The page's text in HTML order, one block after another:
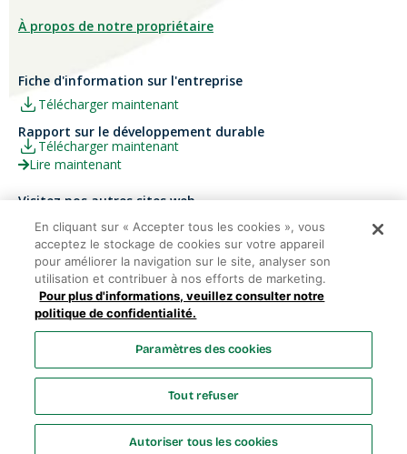
À propos de notre propriétaire
Fiche d'information sur l'entreprise
Télécharger maintenant
Rapport sur le développement durable
Télécharger maintenant
Lire maintenant
Visitez nos autres sites web
Carrières
Ariva
Papier Xerox® Canada
Xerox® Paper USA
Domtar Corporation 2025. Tous droits réservés.
Termes et Conditions
Politique de vie privée
Énoncé sur
Accès employés Liste des cookies
Paramètres des cookies
En cliquant sur « Accepter tous les cookies », vous
acceptez le stockage de cookies sur votre appareil
pour améliorer la navigation sur le site, analyser son
utilisation et contribuer à nos efforts de marketing.
Pour plus d'informations, veuillez consulter notre
politique de confidentialité.
Paramètres des cookies
Tout refuser
Autoriser tous les cookies